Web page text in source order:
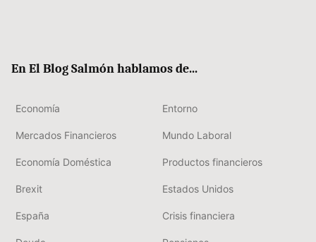
En El Blog Salmón hablamos de...
Economía Entorno
Mercados Financieros Mundo Laboral
Economía Doméstica Productos financieros
Brexit Estados Unidos
España Crisis financiera